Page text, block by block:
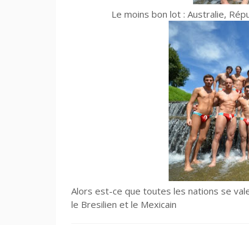
Le moins bon lot : Australie,
Alors est-ce que toutes les nations se
le Bresilien et le Mexicain